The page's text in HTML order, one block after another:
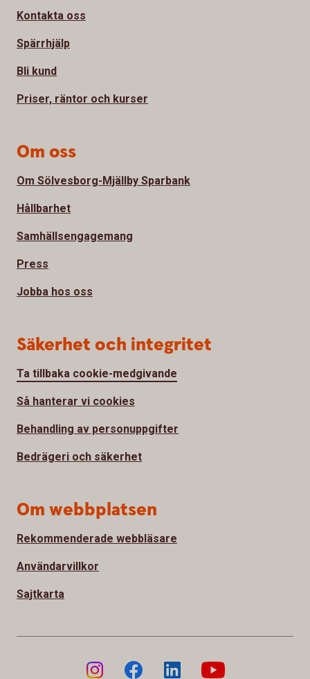
Kontakta oss
Spärrhjälp
Bli kund
Priser, räntor och kurser
Om oss
Om Sölvesborg-Mjällby Sparbank
Hållbarhet
Samhällsengagemang
Press
Jobba hos oss
Säkerhet och integritet
Ta tillbaka cookie-medgivande
Så hanterar vi cookies
Behandling av personuppgifter
Bedrägeri och säkerhet
Om webbplatsen
Rekommenderade webbläsare
Användarvillkor
Sajtkarta